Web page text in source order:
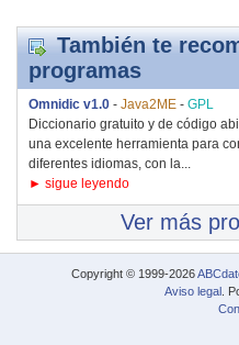
También te
programas
Omnidic v1.0 - Java2ME - GPL
Diccionario gratuito y de código
una excelente herramienta para
diferentes idiomas, con la...
► sigue leyendo
Ver más
Copyright © 1999-2026
Aviso legal .